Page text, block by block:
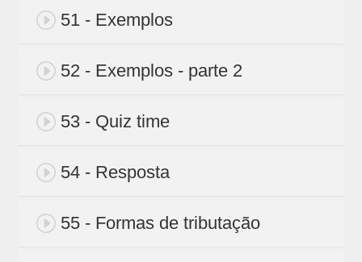
51 - Exemplos
52 - Exemplos - parte 2
53 - Quiz time
54 - Resposta
55 - Formas de tributação